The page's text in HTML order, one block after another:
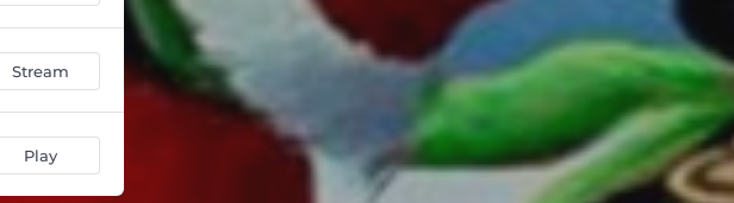
03:24
04:21
02:28
Stream
Play